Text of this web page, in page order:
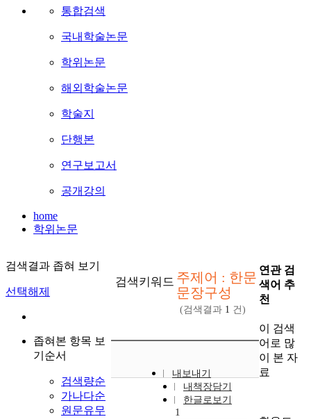
통합검색
국내학술논문
학위논문
해외학술논문
학술지
단행본
연구보고서
공개강의
home
학위논문
검색결과 좁혀 보기
선택해제
좁혀본 항목 보
기순서
검색량순
가나다순
원문유무
검색키워드 주제어 : 한문
문장구성
(검색결과 1 건)
내보내기
내책장담기
한글로보기
1
연관 검
색어 추
천
이 검색
어로 많
이 본 자
료